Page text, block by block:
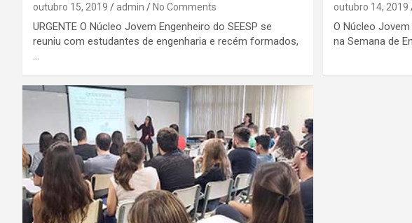
outubro 15, 2019 admin No Comments
URGENTE O Núcleo Jovem Engenheiro do SEESP se
reuniu com estudantes de engenharia e recém formados,
outubro 14, 2019
O Núcleo
na Semana de